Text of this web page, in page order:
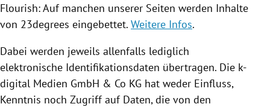
Flourish: Auf manchen unserer Seiten werden Inhalte
von 23degrees eingebettet. Weitere Infos.
Dabei werden jeweils allenfalls lediglich
elektronische Identifikationsdaten übertragen. Die k-
digital Medien GmbH & Co KG hat weder Einfluss,
Kenntnis noch Zugriff auf Daten, die von den